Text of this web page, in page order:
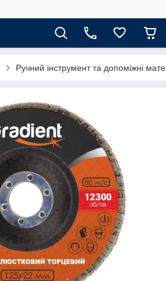
Ручний інструмент та допоміжні